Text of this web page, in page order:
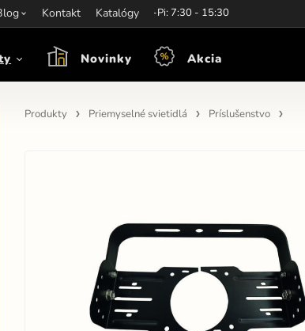
Kontakt Katalógy
263 473Otváracie hodiny: Po-Pi: 7:30 - 15:30
Novinky Akcia
Produkty Priemyselné svietidlá Príslušenstvo